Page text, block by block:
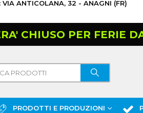
VIA ANTICOLANA, 32 - ANAGNI (FR)
CHIUSO PER FERIE
PRODOTTI E PRODUZIONI